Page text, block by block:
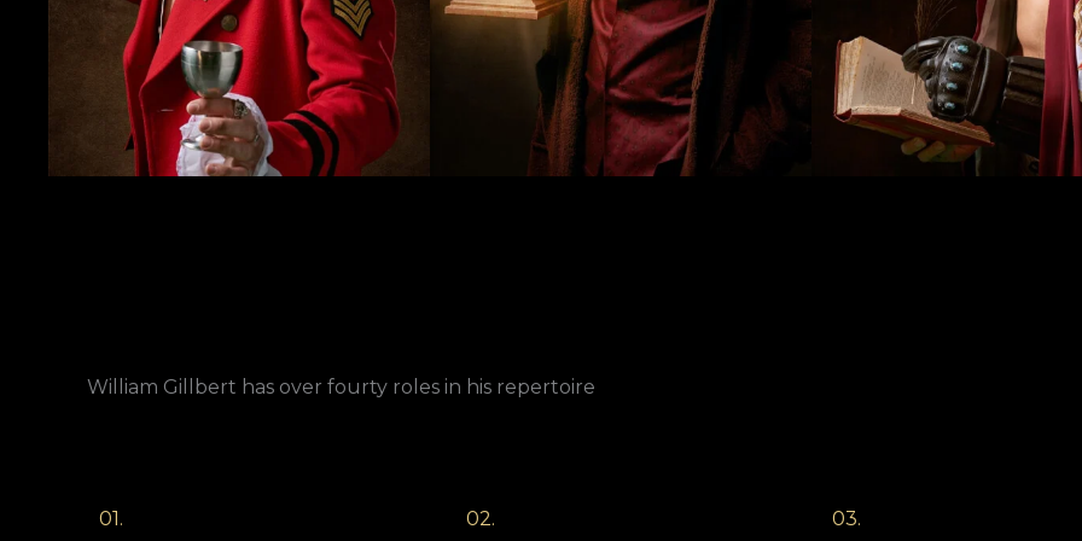
William Gillbert has over fourty roles in his repertoire
01. 02. 03.